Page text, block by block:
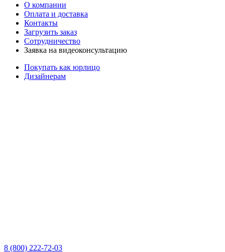
О компании
Оплата и доставка
Контакты
Загрузить заказ
Сотрудничество
Заявка на видеоконсультацию
Покупать как юрлицо
Дизайнерам
8 (800) 222-72-03